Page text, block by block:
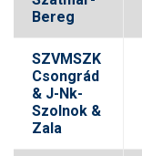
Bereg
SZVMSZK
Csongrád
& J-Nk-
Szolnok &
Zala